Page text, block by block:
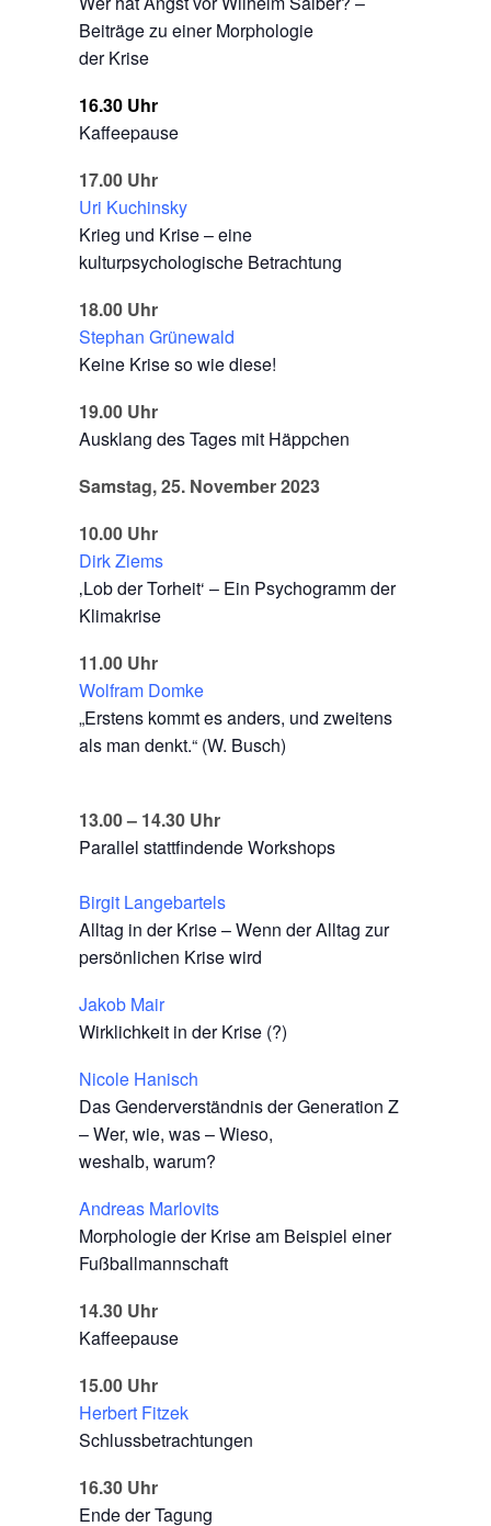
Beiträge zu einer Morphologie
der Krise
16.30 Uhr
Kaffeepause
17.00 Uhr
Uri Kuchinsky
Krieg und Krise – eine
kulturpsychologische Betrachtung
18.00 Uhr
Stephan Grünewald
Keine Krise so wie diese!
19.00 Uhr
Ausklang des Tages mit Häppchen
Samstag, 25. November 2023
10.00 Uhr
Dirk Ziems
‚Lob der Torheit‘ – Ein Psychogramm der
Klimakrise
11.00 Uhr
Wolfram Domke
„Erstens kommt es anders, und zweitens
als man denkt.“ (W. Busch)
13.00 – 14.30 Uhr
Parallel stattfindende Workshops
Birgit Langebartels
Alltag in der Krise – Wenn der Alltag zur
persönlichen Krise wird
Jakob Mair
Wirklichkeit in der Krise (?)
Nicole Hanisch
Das Genderverständnis der Generation Z
– Wer, wie, was – Wieso,
weshalb, warum?
Andreas Marlovits
Morphologie der Krise am Beispiel einer
Fußballmannschaft
14.30 Uhr
Kaffeepause
15.00 Uhr
Herbert Fitzek
Schlussbetrachtungen
16.30 Uhr
Ende der Tagung